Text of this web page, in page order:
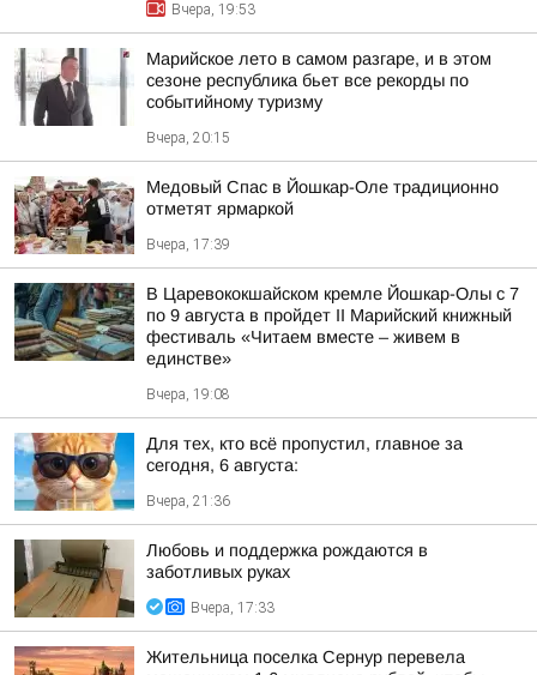
Вчера, 19:53
Марийское лето в самом разгаре, и в этом
сезоне республика бьет все рекорды по
событийному туризму
Вчера, 20:15
Медовый Спас в Йошкар-Оле традиционно
отметят ярмаркой
Вчера, 17:39
В Царевококшайском кремле Йошкар-Олы с 7
по 9 августа в пройдет II Марийский книжный
фестиваль «Читаем вместе – живем в
единстве»
Вчера, 19:08
Для тех, кто всё пропустил, главное за
сегодня, 6 августа:
Вчера, 21:36
Любовь и поддержка рождаются в
заботливых руках
Вчера, 17:33
Жительница поселка Сернур перевела